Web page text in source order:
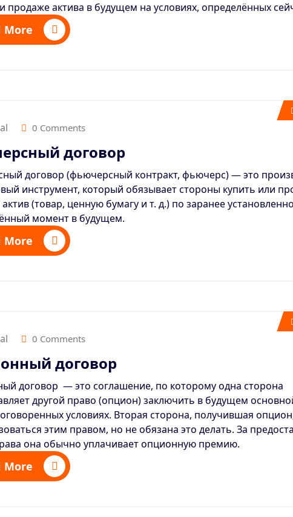
продаже актива в будущем на условиях, определённых
More
0 Comments
договор
договор (фьючерсный контракт, фьючерс) — это
инструмент, который обязывает стороны купить или
(товар, ценную бумагу и т. д.) по заранее
момент в будущем.
More
0 Comments
договор
договор — это соглашение, по которому одна сторона
другой право (опцион) заключить в будущем
условиях. Вторая сторона, получившая
этим правом, но не обязана это делать. За
она обычно уплачивает опционную премию.
More